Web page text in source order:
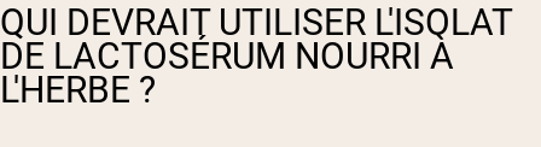
QUI DEVRAIT UTILISER L'ISOLAT
DE LACTOSÉRUM NOURRI À
L'HERBE ?